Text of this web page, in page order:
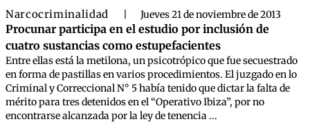
Narcocriminalidad Jueves 21 de noviembre de 2013
Procunar participa en el estudio por inclusión de
cuatro sustancias como estupefacientes
Entre ellas está la metilona, un psicotrópico que fue secuestrado
en forma de pastillas en varios procedimientos. El juzgado en lo
Criminal y Correccional N° 5 había tenido que dictar la falta de
mérito para tres detenidos en el “Operativo Ibiza”, por no
encontrarse alcanzada por la ley de tenencia ...